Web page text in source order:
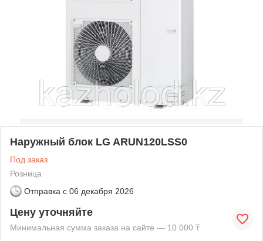
Наружный блок LG ARUN120LSS0
Под заказ
Розница
Отправка с 06 декабря 2026
Цену уточняйте
Минимальная сумма заказа на сайте — 10 000 ₸